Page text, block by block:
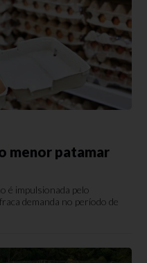
menor patamar
é impulsionada pelo
demanda no período de